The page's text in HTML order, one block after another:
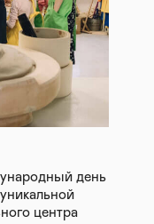
день
центра